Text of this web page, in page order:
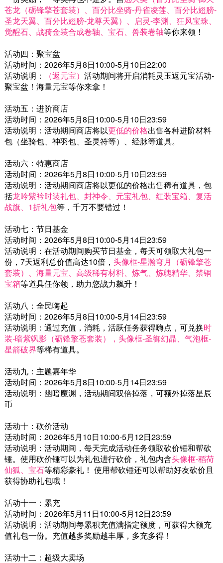
苍龙（砺锋擎苍套装）、百分比坐骑-丹雀凌莲、百分比翅膀-
圣龙天翼、百分比翅膀-龙尊天翼）、启灵-李渊、狂风宝珠、
觉醒石、战骑金装合成卷轴、宝石、兽装卷轴等你来领！
活动四：聚宝盆
活动时间：2026年5月8日10:00-5月10日22:00
活动说明：
（返元宝） 活动期间将开启消耗灵玉返元宝活动-
聚宝盆！海量元宝等你来拿！
活动五：进阶商店
活动时间：2026年5月8日10:00-5月10日23:59
活动说明：活动期间商店将以更低的价格出售各种进阶材料
包（坐骑包、神羽包、圣灵符等）、经脉等道具。
活动六：特惠商店
活动时间：2026年5月8日10:00-5月10日23:59
活动说明：活动期间商店将以更低的价格出售稀有道具，包
括龙吟紫衿时装礼包、封神令、元宝礼包、红装宝箱、复活
战旗、1折礼包等，千万不要错过！
活动七：节日基金
活动时间：2026年5月8日10:00-5月14日23:59
活动说明：在活动期间购买节日基金，每天可领取大礼包一
份，7天返利总价值高达10倍， 头像框-星瀚穹月（砺锋擎苍
套装）、海量元宝、高级稀有材料、炼气、炼魄精华、禁锢
宝箱等道具任你领，助力您战力飙升！
活动八：全民嗨起
活动时间：2026年5月8日10:00-5月14日23:59
活动说明：通过充值，消耗，活跃任务获得嗨点，可兑换时
装-暗紫飒影（砺锋擎苍套装），头像框-圣御幻晶、气泡框-
星箭破界等稀有道具。
活动九：主题嘉年华
活动时间：2026年5月8日10:00-5月14日23:59
活动说明：幽暗魔渊，活动期间双倍掉落，可额外掉落星辰
币
活动十：砍价活动
活动时间：2026年5月10日10:00-5月12日23:59
活动说明：活动期间，每天完成活动任务领取砍价锤和帮砍
锤。使用砍价锤可以为礼包进行砍价，礼包内含头像框-稻荷
仙狐、宝石等精彩豪礼！ 使用帮砍锤还可以帮助好友砍价且
获得协助礼包哦！
活动十一：累充
活动时间：2026年5月11日10:00-5月12日23:59
活动说明：活动期间每累积充值满指定额度，可获得大额充
值礼包一份。充值越多奖励越丰厚，多充多得！
活动十二：超级大卖场